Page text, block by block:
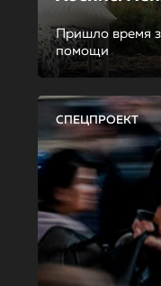
Пришло время
помощи
СПЕЦПРОЕКТ